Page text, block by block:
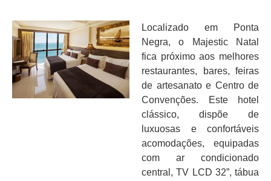
Localizado em Ponta
Negra, o Majestic Natal
fica próximo aos melhores
restaurantes, bares, feiras
de artesanato e Centro de
Convenções. Este hotel
clássico, dispõe de
luxuosas e confortáveis
acomodações, equipadas
com ar condicionado
central, TV LCD 32”, tábua